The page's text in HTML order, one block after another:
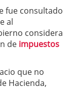
fue consultado
al
considera
de impuestos
que no
Hacienda,